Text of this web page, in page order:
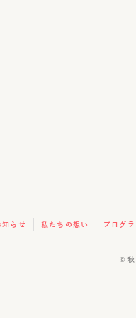
知らせ 私たちの想い プログラ
©